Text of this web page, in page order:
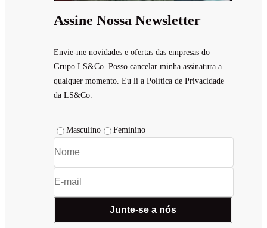
Assine Nossa Newsletter
Envie-me novidades e ofertas das empresas do
Grupo LS&Co. Posso cancelar minha assinatura a
qualquer momento. Eu li a Política de Privacidade
da LS&Co.
Masculino Feminino
Junte-se a nós